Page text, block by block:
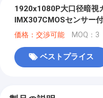
1920x1080P大口径暗視
IMX307CMOSセンサー
価格：交渉可能 MOQ：3
ベストプライス